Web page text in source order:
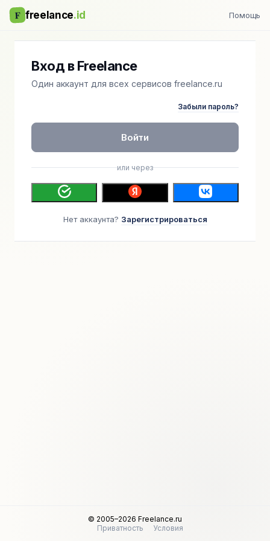
F freelance.id Помощь
Вход в Freelance
Один аккаунт для всех сервисов freelance.ru
Забыли пароль?
Войти
или через
Нет аккаунта? Зарегистрироваться
© 2005–2026 Freelance.ru
Приватность
Условия